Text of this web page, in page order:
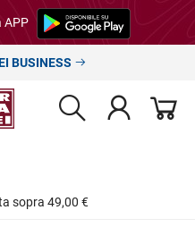
APP
BUSINESS
sopra 49,00 €